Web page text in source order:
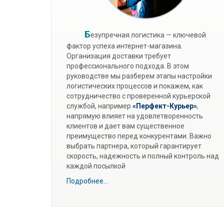
Безупречная логистика — ключевой
фактор успеха интернет-магазина.
Организация доставки требует
профессионального подхода. В этом
руководстве мы разберем этапы настройки
логистических процессов и покажем, как
сотрудничество с проверенной курьерской
службой, например «Перфект-Курьер»,
напрямую влияет на удовлетворенность
клиентов и дает вам существенное
преимущество перед конкурентами. Важно
выбрать партнера, который гарантирует
скорость, надежность и полный контроль над
каждой посылкой
Подробнее...